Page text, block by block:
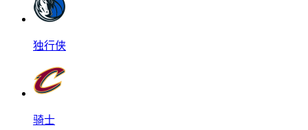
独行侠
骑士